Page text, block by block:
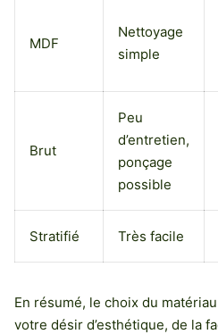
MDF
Nettoyage
simple
Brut
Peu
d’entretien,
ponçage
possible
Stratifié Très facile
En résumé, le choix du
votre désir d’esthétique, de la